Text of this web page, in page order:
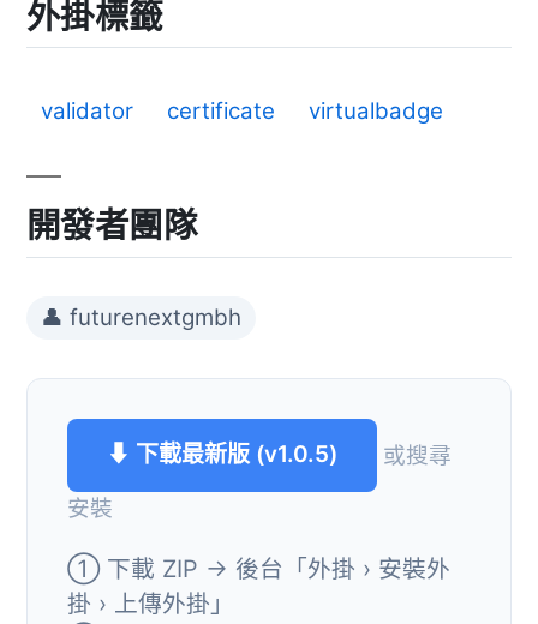
外掛標籤
validator certificate virtualbadge
開發者團隊
👤 futurenextgmbh
⬇ 下載最新版 (v1.0.5)
或搜尋
安裝
① 下載 ZIP → 後台「外掛 › 安裝外
掛 › 上傳外掛」